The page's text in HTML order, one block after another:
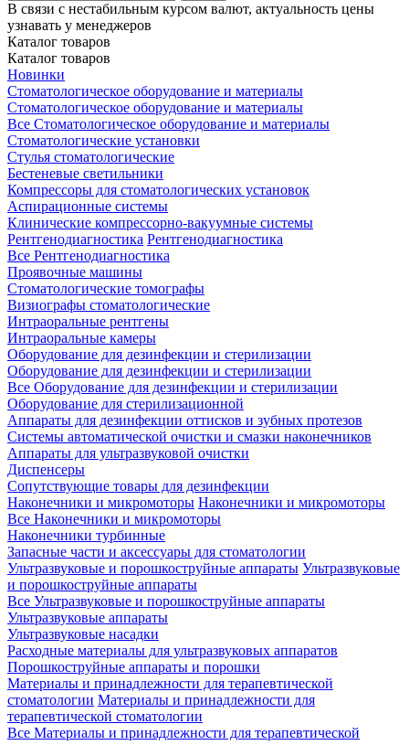
В связи с нестабильным курсом валют, актуальность цены
узнавать у менеджеров
Каталог товаров
Каталог товаров
Новинки
Стоматологическое оборудование и материалы
Стоматологическое оборудование и материалы
Все Стоматологическое оборудование и материалы
Стоматологические установки
Стулья стоматологические
Бестеневые светильники
Компрессоры для стоматологических установок
Аспирационные системы
Клинические компрессорно-вакуумные системы
Рентгенодиагностика Рентгенодиагностика
Все Рентгенодиагностика
Проявочные машины
Стоматологические томографы
Визиографы стоматологические
Интраоральные рентгены
Интраоральные камеры
Оборудование для дезинфекции и стерилизации
Оборудование для дезинфекции и стерилизации
Все Оборудование для дезинфекции и стерилизации
Оборудование для стерилизационной
Аппараты для дезинфекции оттисков и зубных протезов
Системы автоматической очистки и смазки наконечников
Аппараты для ультразвуковой очистки
Диспенсеры
Сопутствующие товары для дезинфекции
Наконечники и микромоторы Наконечники и микромоторы
Все Наконечники и микромоторы
Наконечники турбинные
Запасные части и аксессуары для стоматологии
Ультразвуковые и порошкоструйные аппараты Ультразвуковые
и порошкоструйные аппараты
Все Ультразвуковые и порошкоструйные аппараты
Ультразвуковые аппараты
Ультразвуковые насадки
Расходные материалы для ультразвуковых аппаратов
Порошкоструйные аппараты и порошки
Материалы и принадлежности для терапевтической
стоматологии Материалы и принадлежности для
терапевтической стоматологии
Все Материалы и принадлежности для терапевтической